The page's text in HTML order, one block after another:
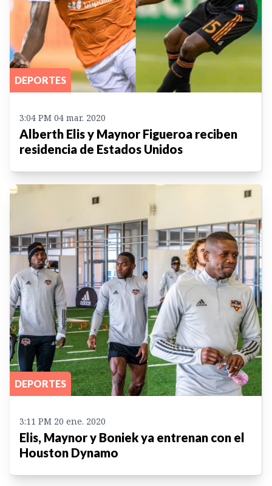
DEPORTES
3:04 PM 04 mar. 2020
Alberth Elis y Maynor Figueroa reciben
residencia de Estados Unidos
DEPORTES
3:11 PM 20 ene. 2020
Elis, Maynor y Boniek ya entrenan con el
Houston Dynamo